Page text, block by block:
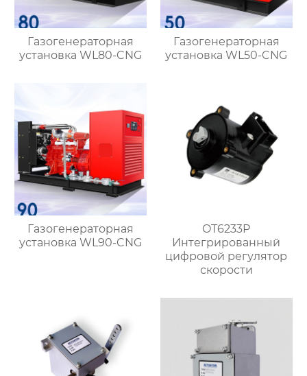
Газогенераторная
установка WL80-CNG
Газогенераторная
установка WL50-CNG
Газогенераторная
установка WL90-CNG
OT6233P
Интегрированный
цифровой регулятор
скорости